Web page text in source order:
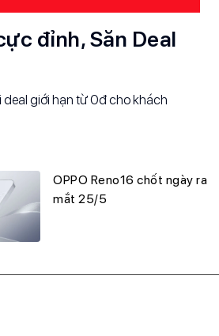
đỉnh, Săn Deal
deal giới hạn từ 0đ cho khách
OPPO Reno16 chốt ngày ra
mắt 25/5